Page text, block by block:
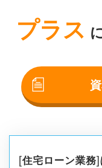
プラス
住宅ローン業務